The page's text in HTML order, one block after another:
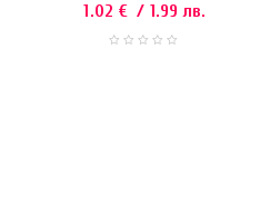
1.02 € / 1.99 лв.